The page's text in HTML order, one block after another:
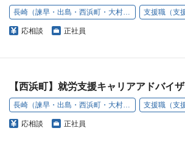
長崎（諫早・出島・西浜町・大村・西本町）
応相談 正社員
【西浜町】就労支援キャリアアドバイ
長崎（諫早・出島・西浜町・大村・西本町）
応相談 正社員